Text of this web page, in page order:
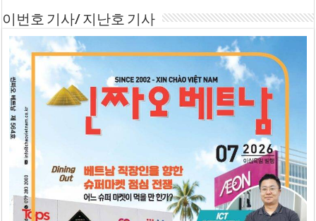
이번호 기사/ 지난호 기사